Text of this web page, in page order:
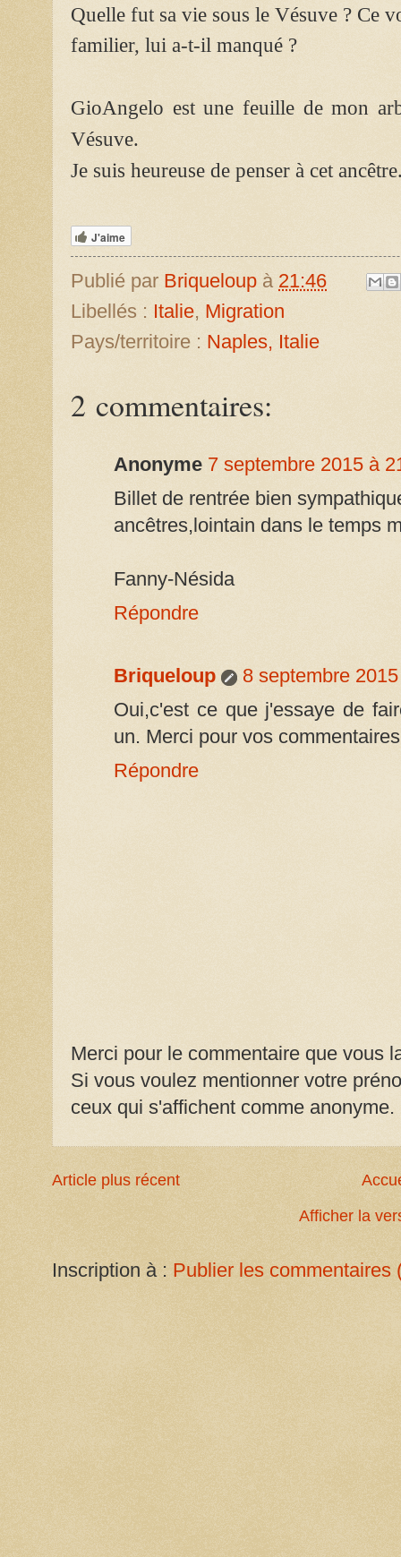
Quelle fut sa vie sous le Vésuve ? Ce
familier, lui a-t-il manqué ?
GioAngelo est une feuille de mon
Vésuve.
Je suis heureuse de penser à cet
J'aime
Publié par Briqueloup à 21:46
Libellés : Italie, Migration
Pays/territoire : Naples, Italie
2 commentaires:
Anonyme 7 septembre 2015 à
Billet de rentrée bien
ancêtres,lointain dans le temps
Fanny-Nésida
Répondre
Briqueloup
8 septembre
Oui,c'est ce que j'essaye de
un. Merci pour vos
Répondre
Merci pour le commentaire que vous
Si vous voulez mentionner votre
ceux qui s'affichent comme anonyme.
Article plus récent
Afficher la
Inscription à : Publier les commentaires